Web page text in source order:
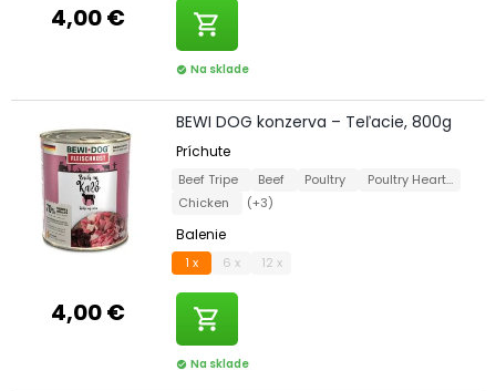
4,00 € shopping_cart
check_circle Na sklade
4,00 €
BEWI DOG konzerva – Teľacie, 800g
Príchute
Beef Tripe Beef Poultry
Poultry Hearts
Chicken
(+3)
Balenie
1 x 6 x 12 x
shopping_cart
check_circle Na sklade